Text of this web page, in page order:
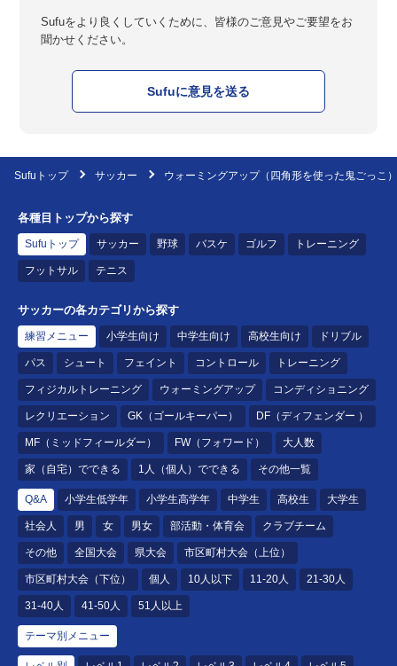
Sufuをより良くしていくために、皆様のご意見やご要望をお
聞かせください。
Sufuに意見を送る
Sufuトップ サッカー ウォーミングアップ（四角形を使った鬼ごっこ）
各種目トップから探す
Sufuトップ サッカー 野球 バスケ ゴルフ トレーニング
フットサル テニス
サッカーの各カテゴリから探す
練習メニュー 小学生向け 中学生向け 高校生向け ドリブル
パス シュート フェイント コントロール トレーニング
フィジカルトレーニング ウォーミングアップ コンディショニング
レクリエーション GK（ゴールキーパー） DF（ディフェンダー ）
MF（ミッドフィールダー） FW（フォワード） 大人数
家（自宅）でできる 1人（個人）でできる その他一覧
Q&A 小学生低学年 小学生高学年 中学生 高校生 大学生
社会人 男 女 男女 部活動・体育会 クラブチーム
その他 全国大会 県大会 市区町村大会（上位）
市区町村大会（下位） 個人 10人以下 11-20人 21-30人
31-40人 41-50人 51人以上
テーマ別メニュー